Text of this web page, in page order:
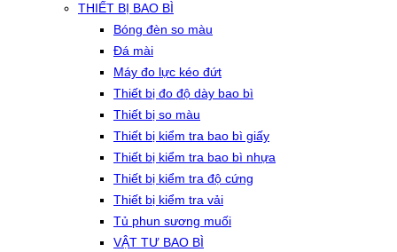
THIẾT BỊ BAO BÌ
Bóng đèn so màu
Đá mài
Máy đo lực kéo đứt
Thiết bị đo độ dày bao bì
Thiết bị so màu
Thiết bị kiểm tra bao bì giấy
Thiết bị kiểm tra bao bì nhựa
Thiết bị kiểm tra độ cứng
Thiết bị kiểm tra vải
Tủ phun sương muối
VẬT TƯ BAO BÌ